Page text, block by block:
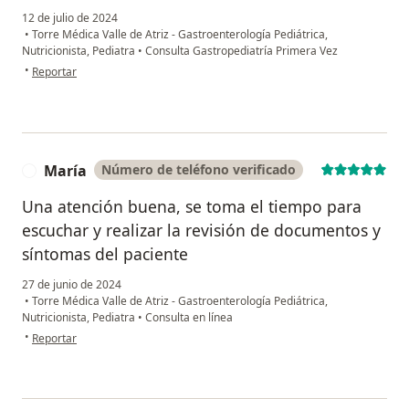
12 de julio de 2024
• Torre Médica Valle de Atriz - Gastroenterología Pediátrica,
Nutricionista, Pediatra • Consulta Gastropediatría Primera Vez
• en opinión del usuario Jenny M.
Reportar
María Número de teléfono verificado
Una atención buena, se toma el tiempo para
escuchar y realizar la revisión de documentos y
síntomas del paciente
27 de junio de 2024
• Torre Médica Valle de Atriz - Gastroenterología Pediátrica,
Nutricionista, Pediatra • Consulta en línea
• en opinión del usuario María
Reportar